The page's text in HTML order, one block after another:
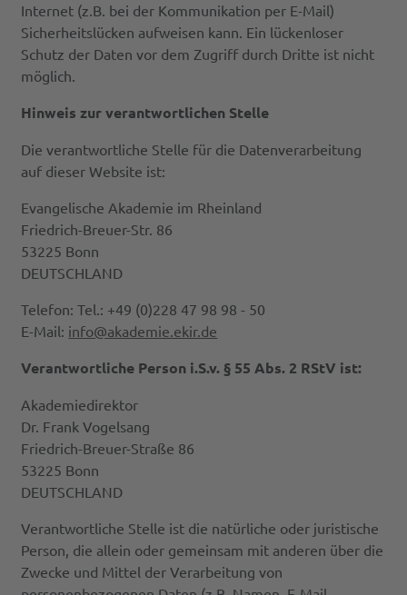
Internet (z.B. bei der Kommunikation per E-Mail)
Sicherheitslücken aufweisen kann. Ein lückenloser
Schutz der Daten vor dem Zugriff durch Dritte ist nicht
möglich.
Hinweis zur verantwortlichen Stelle
Die verantwortliche Stelle für die Datenverarbeitung
auf dieser Website ist:
Evangelische Akademie im Rheinland
Friedrich-Breuer-Str. 86
53225 Bonn
DEUTSCHLAND
Telefon: Tel.: +49 (0)228 47 98 98 - 50
E-Mail: info@akademie.ekir.de
Verantwortliche Person i.S.v. § 55 Abs. 2 RStV ist:
Akademiedirektor
Dr. Frank Vogelsang
Friedrich-Breuer-Straße 86
53225 Bonn
DEUTSCHLAND
Verantwortliche Stelle ist die natürliche oder juristische
Person, die allein oder gemeinsam mit anderen über die
Zwecke und Mittel der Verarbeitung von